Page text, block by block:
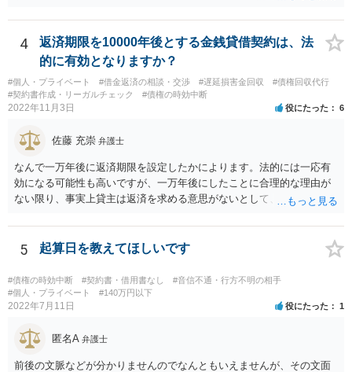
4
返済期限を10000年後とする金銭貸借契約は、法
的に有効となりますか？
#個人・プライベート #借金返済の相談・交渉 #遅延損害金回収
#債権回収代行
#契約書作成・リーガルチェック
#債権の時効中断
2022年11月3日 役にたった 6
佐藤 充崇 弁護士
なんで一万年後に返済期限を設定したかによります。法的には一応有
効になる可能性も高いですが、一万年後にしたことに合理的な理由が
ない限り、事実上貸主は返済を求める意思がないとして、消費貸借契
に悪用される可能性もあるので。
5 起算日を教えてほしいです
#債権の時効中断 #契約書・借用書なし
#音信不通・行方不明の相手
#個人・プライベート
#140万円以下
2022年7月11日 役にたった 1
匿名A 弁護士
前後の文脈などが分かりませんのでなんともいえませんが、その文面